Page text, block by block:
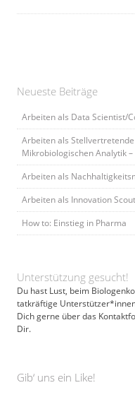
Neueste Beiträge
Arbeiten als Data Scientist/
Arbeiten als
Mikrobiologischen Analytik
Arbeiten als
Arbeiten als Innovation
How to: Einstieg in Pharma
Unterstützung gesucht!
Du hast Lust, beim
tatkräftige
Dich gerne über das
Dir.
Gib‘ uns ein Like!